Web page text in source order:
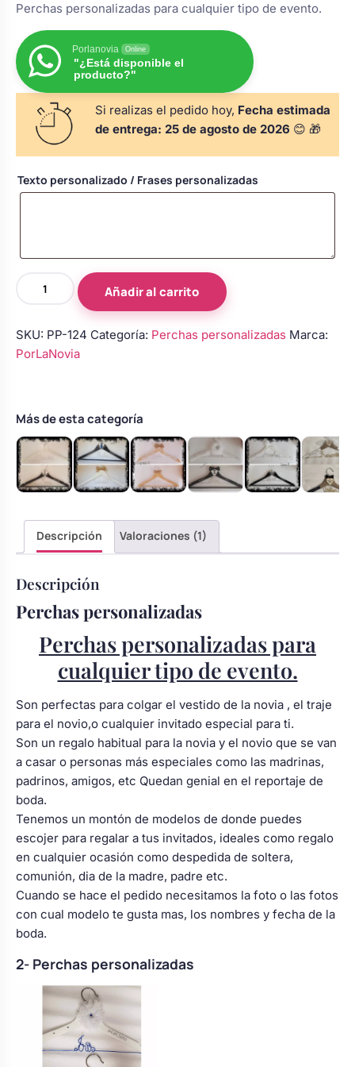
alianzas
porta alianzas
de boda
y pala tarta
damas de honor
floral coche
Perchas de comunión
personalizadas
Rasca y Gana para Comunión:
Sorpresas y Diversión
Detalles de comunión para invitados
Ver todo
Bolsos personalizados
Neceseres personalizados
Otros regalos
Perchas personalizadas para cualquier tipo de evento.
Porlanovia Online
"¿Está disponible el
producto?"
Si realizas el pedido hoy, Fecha estimada
de entrega: 25 de agosto de 2026 😊 🎁
Texto personalizado / Frases personalizadas
personalizadas
perchas
novios
personalizadas
boda
cantidad
Añadir al carrito
SKU: PP-124 Categoría: Perchas personalizadas Marca:
PorLaNovia
Más de esta categoría
Descripción Valoraciones (1)
Descripción
Perchas personalizadas
Perchas personalizadas para
cualquier tipo de evento.
Son perfectas para colgar el vestido de la novia , el traje
para el novio,o cualquier invitado especial para ti.
Son un regalo habitual para la novia y el novio que se van
a casar o personas más especiales como las madrinas,
padrinos, amigos, etc Quedan genial en el reportaje de
boda.
Tenemos un montón de modelos de donde puedes
escojer para regalar a tus invitados, ideales como regalo
en cualquier ocasión como despedida de soltera,
comunión, dia de la madre, padre etc.
Cuando se hace el pedido necesitamos la foto o las fotos
con cual modelo te gusta mas, los nombres y fecha de la
boda.
2- Perchas personalizadas